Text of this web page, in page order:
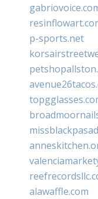
p-sports.net
alawaffle.com